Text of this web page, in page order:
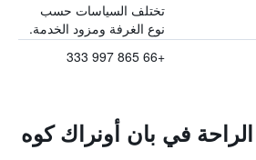
تختلف السياسات حسب
نوع الغرفة ومزود الخدمة.
+66 865 997 333
في بان أونراك كوه